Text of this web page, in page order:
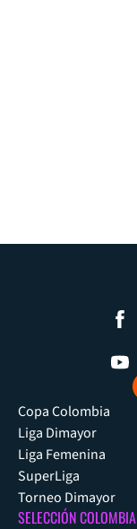
Copa Colombia
Liga Dimayor
Liga Femenina
SuperLiga
Torneo Dimayor
SELECCIÓN COLOMBIA